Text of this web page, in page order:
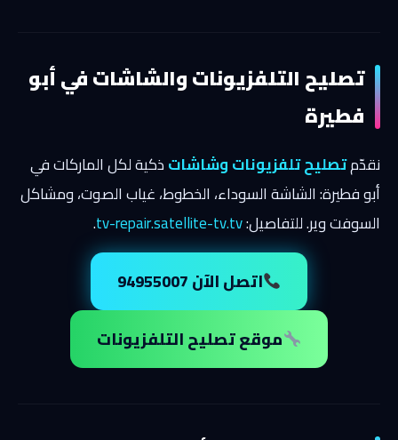
تصليح التلفزيونات والشاشات في أبو
فطيرة
نقدّمتصليح تلفزيونات وشاشاتذكية لكل الماركات في
أبو فطيرة: الشاشة السوداء، الخطوط، غياب الصوت، ومشاكل
السوفت وير. للتفاصيل:tv-repair.satellite-tv.tv
.
اتصل الآن 94955007
موقع تصليح التلفزيونات